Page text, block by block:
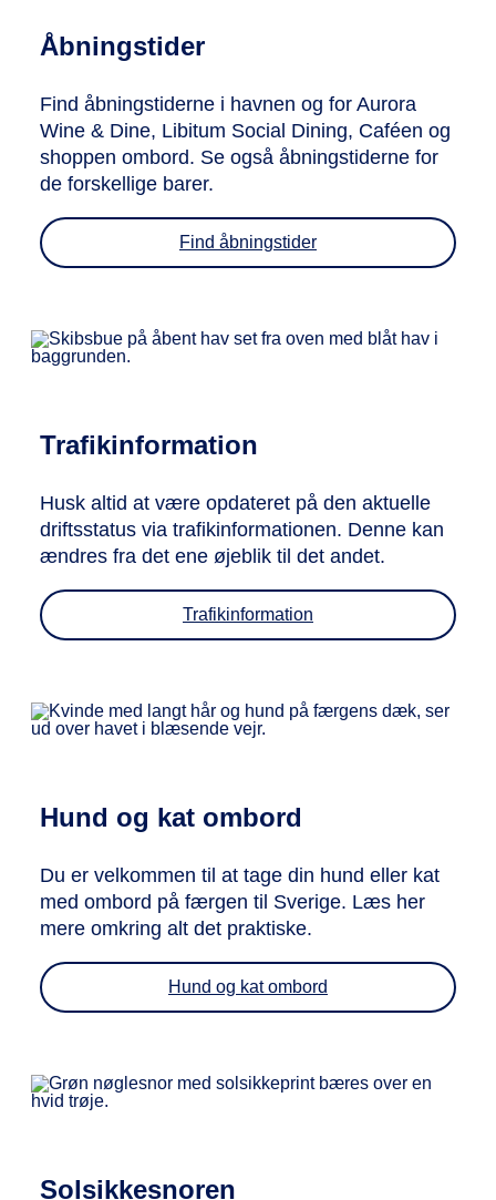
Åbningstider
Find åbningstiderne i havnen og for Aurora
Wine & Dine, Libitum Social Dining, Caféen og
shoppen ombord. Se også åbningstiderne for
de forskellige barer.
Find åbningstider
Trafikinformation
Husk altid at være opdateret på den aktuelle
driftsstatus via trafikinformationen. Denne kan
ændres fra det ene øjeblik til det andet.
Trafikinformation
Hund og kat ombord
Du er velkommen til at tage din hund eller kat
med ombord på færgen til Sverige. Læs her
mere omkring alt det praktiske.
Hund og kat ombord
Solsikkesnoren